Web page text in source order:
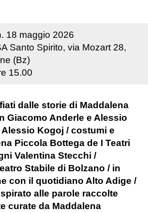
. 18 maggio 2026
Santo Spirito, via Mozart 28,
(Bz)
15.00
dalle storie di Maddalena
Giacomo Anderle e Alessio
Kogoj / costumi e
Piccola Bottega de I Teatri
Valentina Stecchi /
Stabile di Bolzano / in
con il quotidiano Alto Adige /
alle parole raccolte
curate da Maddalena